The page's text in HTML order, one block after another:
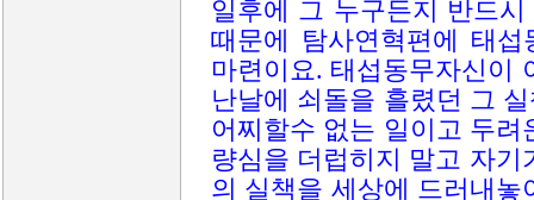
일후에 그 누구든지 반드
때문에 탐사연혁편에 태
마련이요. 태섭동무자신이
난날에 쇠돌을 흘렸던 그
어찌할수 없는 일이고 두
량심을 더럽히지 말고 자
의 실책을 세상에 드러내